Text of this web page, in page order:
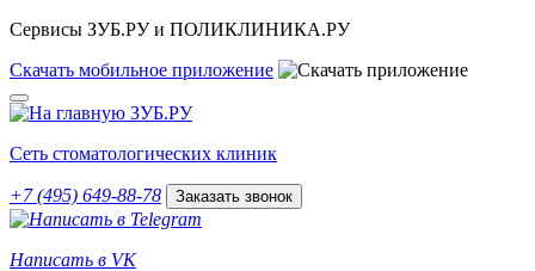
Сервисы ЗУБ.РУ и ПОЛИКЛИНИКА.РУ
Скачать мобильное приложение
Сеть стоматологических клиник
+7 (495) 649-88-78 Заказать звонок
Написать в VK